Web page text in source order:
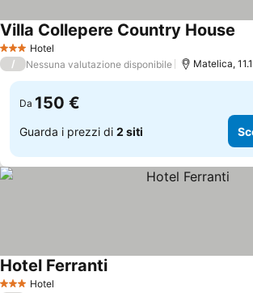
3 StelleHotel
Villa Collepere Country House
/ Nessuna valutazione disponibile Matelica,
Da 150 €
Guarda i prezzi di 2 siti
3 StelleHotel
Hotel Ferranti